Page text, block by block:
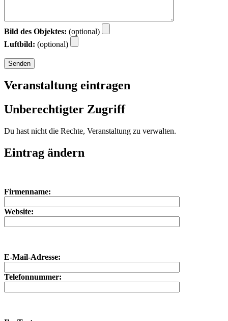
Bild des Objektes: (optional)
Luftbild: (optional)
Veranstaltung eintragen
Unberechtigter Zugriff
Du hast nicht die Rechte, Veranstaltung zu verwalten.
Eintrag ändern
Firmenname:
Website:
E-Mail-Adresse:
Telefonnummer: